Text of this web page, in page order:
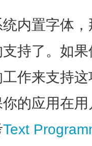
内置字体
持了。如
作来支持
的应用在
Text